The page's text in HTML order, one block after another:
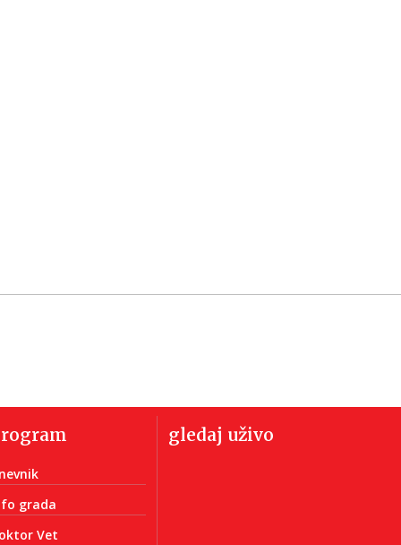
grada
Vet
gledaj uživo